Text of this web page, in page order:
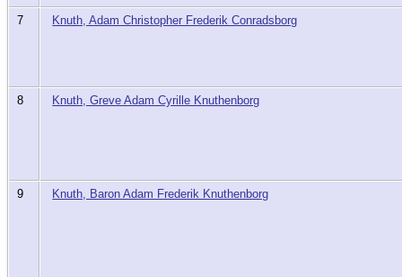
7 Knuth, Adam Christopher Frederik Conradsborg
8 Knuth, Greve Adam Cyrille Knuthenborg
9 Knuth, Baron Adam Frederik Knuthenborg